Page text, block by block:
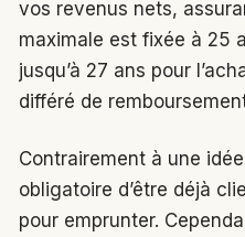
vos revenus nets,
maximale est fixée à 25
jusqu’à 27 ans pour
différé de
Contrairement à une
obligatoire d’être déjà
pour emprunter.